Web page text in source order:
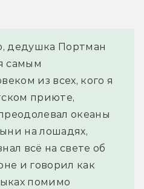
дедушка Портман
самым
из всех, кого я
приюте,
океаны
на лошадях,
всё на свете об
и говорил как
помимо